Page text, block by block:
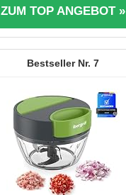
ZUM TOP ANGEBOT »
7